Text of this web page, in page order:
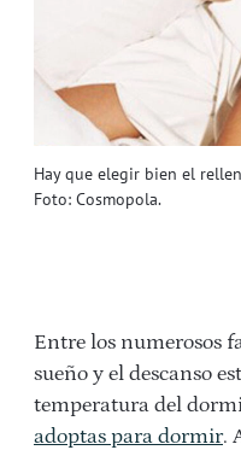
Hay que elegir bien el
Foto: Cosmopola.
Entre los numerosos
sueño y el descanso
temperatura del
adoptas para dormir.